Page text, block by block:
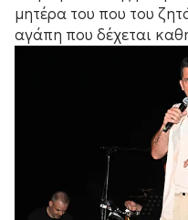
μητέρα του που του
αγάπη που δέχεται